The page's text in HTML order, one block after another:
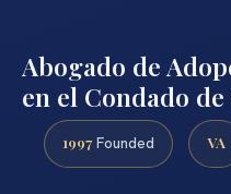
Abogado de
en el Condado
1997 Founded VA